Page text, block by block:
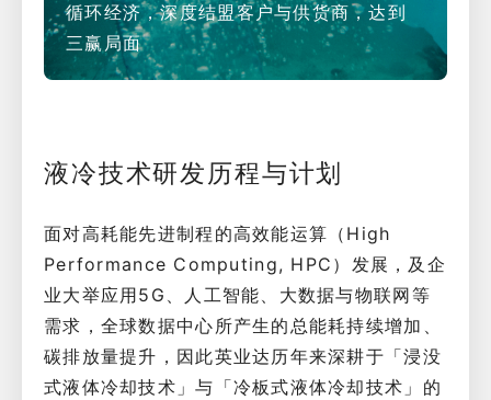
循环经济，深度结盟客户与供货商，达到
三赢局面
液冷技术研发历程与计划
面对高耗能先进制程的高效能运算（High
Performance Computing, HPC）发展，及企
业大举应用5G、人工智能、大数据与物联网等
需求，全球数据中心所产生的总能耗持续增加、
碳排放量提升，因此英业达历年来深耕于「浸没
式液体冷却技术」与「冷板式液体冷却技术」的